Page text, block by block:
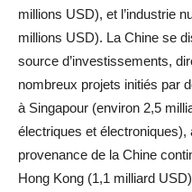
millions USD), et l’industrie
millions USD). La Chine se
source d’investissements,
nombreux projets initiés par
à Singapour (environ 2,5
électriques et
provenance de la Chine
Hong Kong (1,1 milliard